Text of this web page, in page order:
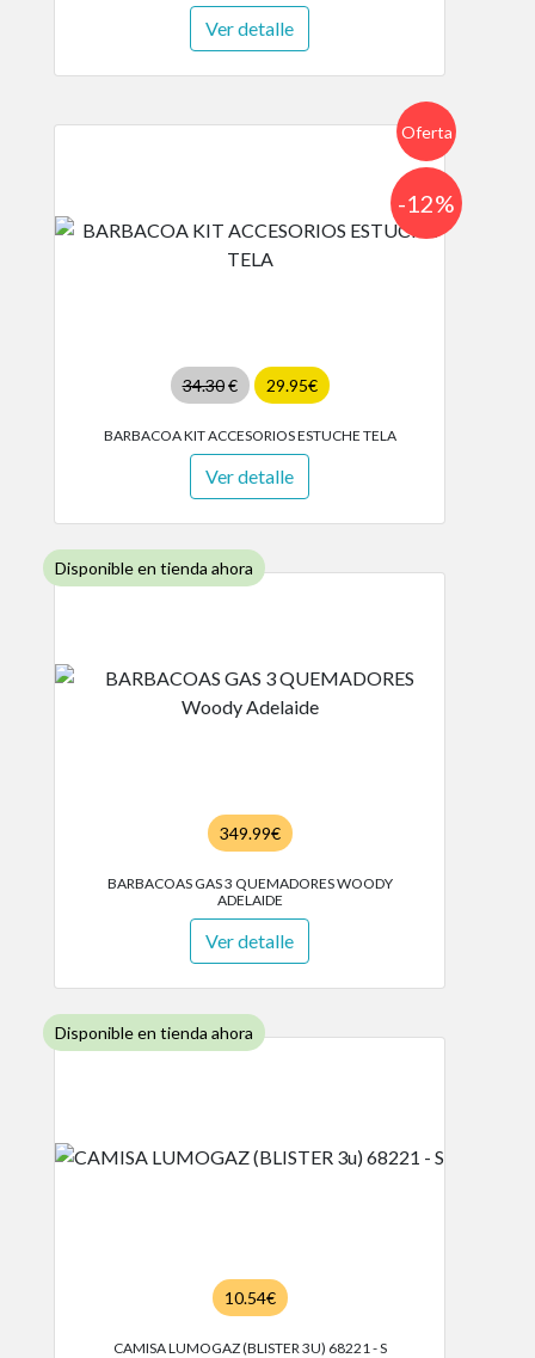
Ver detalle
Oferta
34.30€ 29.95€
-12%
BARBACOA KIT ACCESORIOS ESTUCHE TELA
Ver detalle
Disponible en tienda ahora
349.99€
BARBACOAS GAS 3 QUEMADORES WOODY
ADELAIDE
Ver detalle
Disponible en tienda ahora
10.54€
CAMISA LUMOGAZ (BLISTER 3U) 68221 - S